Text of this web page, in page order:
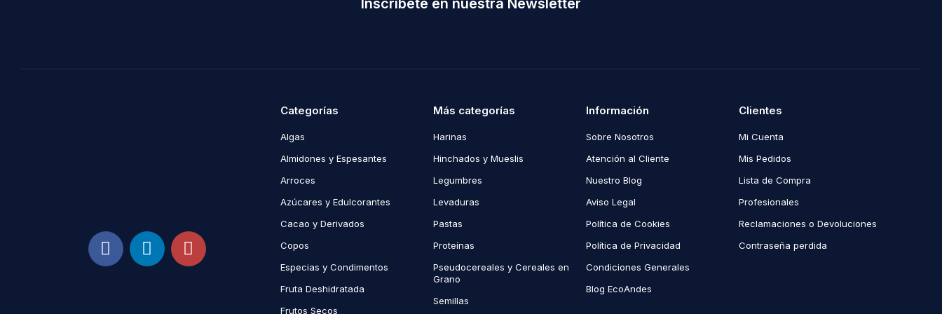
Inscríbete en nuestra Newsletter
Categorías
Algas
Almidones y Espesantes
Arroces
Azúcares y Edulcorantes
Cacao y Derivados
Copos
Especias y Condimentos
Fruta Deshidratada
Frutos Secos
Más categorías
Harinas
Hinchados y Mueslis
Legumbres
Levaduras
Pastas
Proteínas
Pseudocereales y Cereales en
Grano
Semillas
Información
Sobre Nosotros
Atención al Cliente
Nuestro Blog
Aviso Legal
Política de Cookies
Política de Privacidad
Condiciones Generales
Blog EcoAndes
Clientes
Mi Cuenta
Mis Pedidos
Lista de Compra
Profesionales
Reclamaciones o Devoluciones
Contraseña perdida